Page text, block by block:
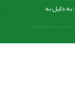
عدم دسترسی به سایت در تاریخ ۱۴۰۴.۰۵.۲۷؛ به دلیل به